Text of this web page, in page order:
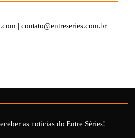
| contato@entreseries.com.br
as notícias do Entre Séries!